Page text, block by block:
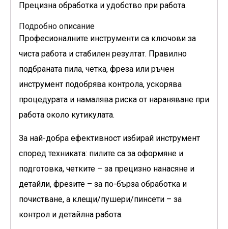
Прецизна обработка и удобство при работа.
Подробно описание
Професионалните инструменти са ключови за
чиста работа и стабилен резултат. Правилно
подбраната пила, четка, фреза или ръчен
инструмент подобрява контрола, ускорява
процедурата и намалява риска от нараняване при
работа около кутикулата.
За най-добра ефективност избирай инструмент
според техниката: пилите са за оформяне и
подготовка, четките – за прецизно нанасяне и
детайли, фрезите – за по-бърза обработка и
почистване, а клещи/пушери/пинсети – за
контрол и детайлна работа.